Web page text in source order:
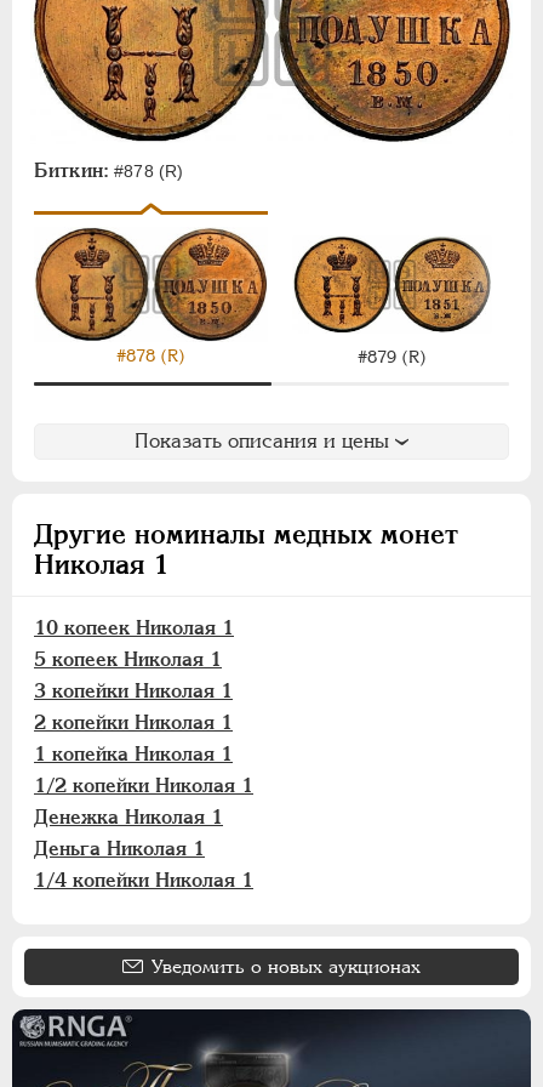
Биткин: #878 (R)
#878 (R) #879 (R)
Показать описания и цены
Другие номиналы медных монет
Николая 1
10 копеек Николая 1
5 копеек Николая 1
3 копейки Николая 1
2 копейки Николая 1
1 копейка Николая 1
1/2 копейки Николая 1
Денежка Николая 1
Деньга Николая 1
1/4 копейки Николая 1
Уведомить о новых аукционах